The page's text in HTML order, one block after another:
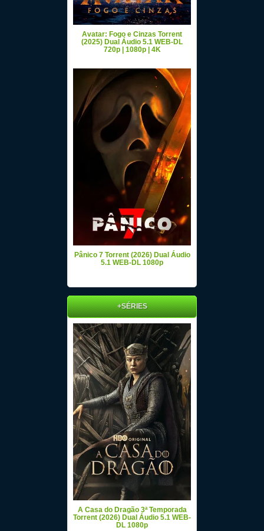
Avatar: Fogo e Cinzas Torrent
(2025) Dual Áudio 5.1 WEB-DL
720p | 1080p | 4K
Pânico 7 Torrent (2026) Dual Áudio
5.1 WEB-DL 1080p
+SÉRIES
A Casa do Dragão 3ª Temporada
Torrent (2026) Dual Áudio 5.1 WEB-
DL 1080p